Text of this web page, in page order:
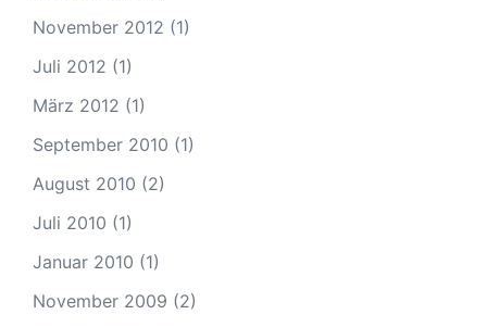
November 2012 (1)
Juli 2012 (1)
März 2012 (1)
September 2010 (1)
August 2010 (2)
Juli 2010 (1)
Januar 2010 (1)
November 2009 (2)